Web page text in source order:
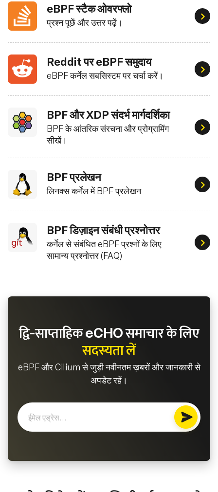
eBPF स्टैक ओवरफ्लो
प्रश्न पूछें और उत्तर पढ़ें।
Reddit पर eBPF समुदाय
eBPF कर्नेल सबसिस्टम पर चर्चा करें।
BPF और XDP संदर्भ मार्गदर्शिका
BPF के आंतरिक संरचना और प्रोग्रामिंग
सीखें।
BPF
BPF प्रलेखन
लिनक्स कर्नेल में BPF प्रलेखन
BPF डिज़ाइन संबंधी प्रश्नोत्तर
कर्नेल से संबंधित eBPF प्रश्नों के लिए
सामान्य प्रश्नोत्तर (FAQ)
द्वि-साप्ताहिक eCHO समाचार के लिए
सदस्यता लें
eBPF और Cilium से जुड़ी नवीनतम ख़बरों और जानकारी से
अपडेट रहें।